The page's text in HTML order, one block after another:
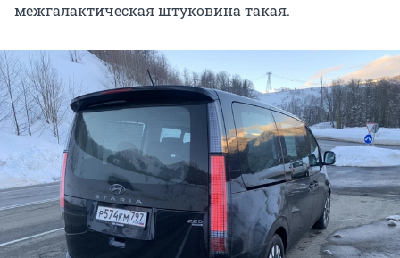
межгалактическая штуковина такая.